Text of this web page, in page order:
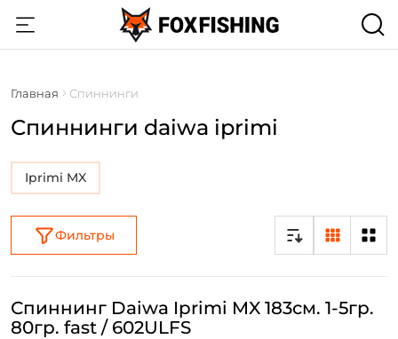
Главная Спиннинги
Спиннинги daiwa iprimi
Iprimi MX
Фильтры
Спиннинг Daiwa Iprimi MX 183см. 1-5гр.
80гр. fast / 602ULFS